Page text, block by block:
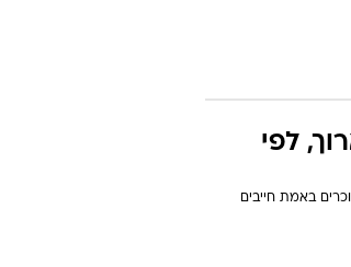
ארוך, לפי
באמת חייבים